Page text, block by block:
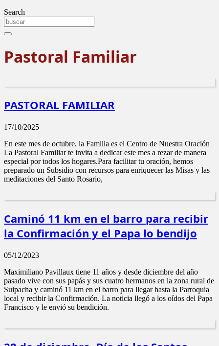
Search
Pastoral Familiar
PASTORAL FAMILIAR
17/10/2025
En este mes de octubre, la Familia es el Centro de Nuestra Oración ​
La Pastoral Familiar te invita a dedicar este mes a rezar de manera
especial por todos los hogares.​Para facilitar tu oración, hemos
preparado un Subsidio con recursos para enriquecer las Misas y las
meditaciones del Santo Rosario,
Caminó 11 km en el barro para recibir
la Confirmación y el Papa lo bendijo
05/12/2023
Maximiliano Pavillaux tiene 11 años y desde diciembre del año
pasado vive con sus papás y sus cuatro hermanos en la zona rural de
Suipacha y caminó 11 km en el barro para llegar hasta la Parroquia
local y recibir la Confirmación. La noticia llegó a los oídos del Papa
Francisco y le envió su bendición.